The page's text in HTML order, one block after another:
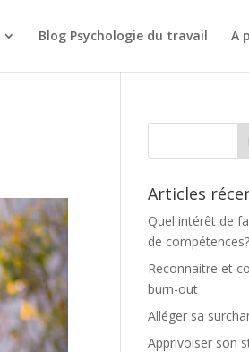
Blog Psychologie du travail A
Articles
Quel intérêt de
de compétences?
Reconnaitre et
burn-out
Alléger sa
Apprivoiser son